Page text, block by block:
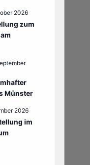
2026
zum
Münster
2026
im